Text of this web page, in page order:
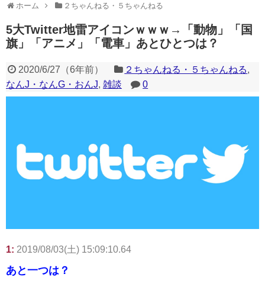
一部のコンテンツが表示されなくなったり、サイト全体のレイアウトが崩れ
たりする場合があります。
ホーム ２ちゃんねる・５ちゃんねる
5大Twitter地雷アイコンｗｗｗ→「動物」「国
旗」「アニメ」「電車」あとひとつは？
2020/6/27 （6年前） ２ちゃんねる・５ちゃんねる,
なんJ・なんG・おんJ, 雑談 0
1: 2019/08/03(土) 15:09:10.64
あと一つは？